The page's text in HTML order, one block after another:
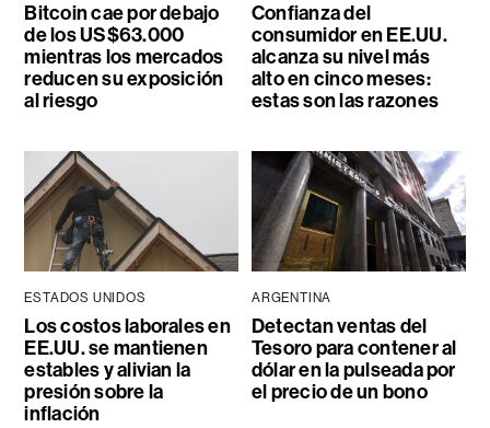
Bitcoin cae por debajo
de los US$63.000
mientras los mercados
reducen su exposición
al riesgo
Confianza del
consumidor en EE.UU.
alcanza su nivel más
alto en cinco meses:
estas son las razones
ESTADOS UNIDOS
Los costos laborales en
EE.UU. se mantienen
estables y alivian la
presión sobre la
inflación
ARGENTINA
Detectan ventas del
Tesoro para contener al
dólar en la pulseada por
el precio de un bono